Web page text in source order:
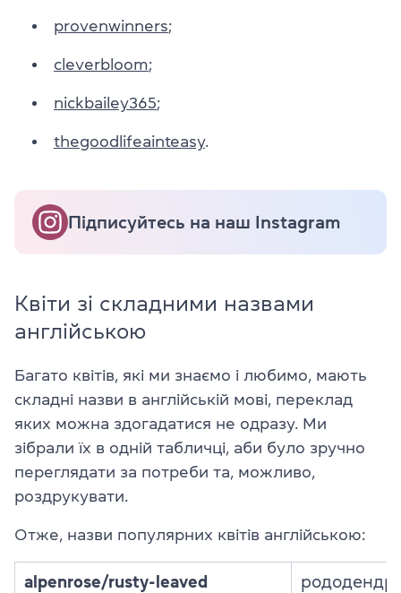
provenwinners;
cleverbloom;
nickbailey365;
thegoodlifeainteasy.
Підписуйтесь на наш Instagram
Квіти зі складними назвами
англійською
Багато квітів, які ми знаємо і любимо, мають
складні назви в англійській мові, переклад
яких можна здогадатися не одразу. Ми
зібрали їх в одній табличці, аби було зручно
переглядати за потреби та, можливо,
роздрукувати.
Отже, назви популярних квітів англійською:
alpenrose/rusty-leaved